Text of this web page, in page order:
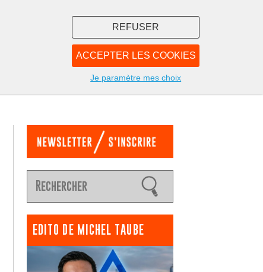
ACCEPTER LES COOKIES
REFUSER
Je paramètre mes choix
NOUS
EDITO DE MICHEL TAUBE